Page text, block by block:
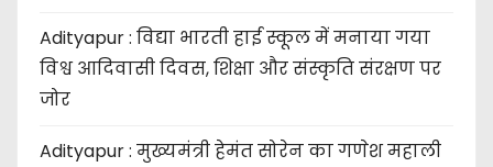
Adityapur : विद्या भारती हाई स्कूल में मनाया गया
विश्व आदिवासी दिवस, शिक्षा और संस्कृति संरक्षण पर
जोर
Adityapur : मुख्यमंत्री हेमंत सोरेन का गणेश महाली